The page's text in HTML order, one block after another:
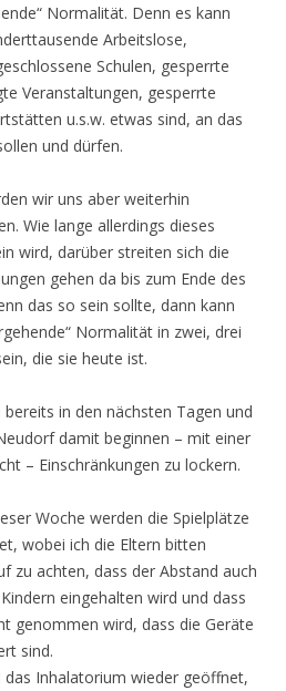
Normalität. Denn es kann
Arbeitslose,
Schulen, gesperrte
Veranstaltungen, gesperrte
u.s.w. etwas sind, an das
und dürfen.
wir uns aber weiterhin
Wie lange allerdings dieses
wird, darüber streiten sich die
gehen da bis zum Ende des
das so sein sollte, dann kann
Normalität in zwei, drei
die sie heute ist.
in den nächsten Tagen und
damit beginnen – mit einer
– Einschränkungen zu lockern.
Woche werden die Spielplätze
wobei ich die Eltern bitten
zu achten, dass der Abstand auch
eingehalten wird und dass
genommen wird, dass die Geräte
sind.
das Inhalatorium wieder geöffnet,